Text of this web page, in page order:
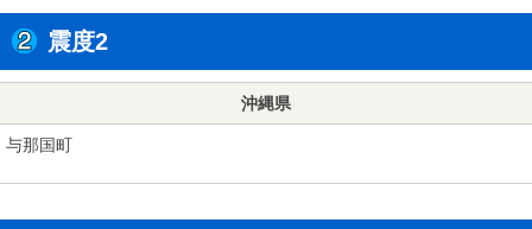
震度2
沖縄県
与那国町